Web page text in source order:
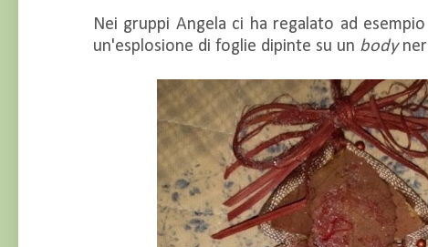
Nei gruppi Angela ci ha regalato ad
un'esplosione di foglie dipinte su un body